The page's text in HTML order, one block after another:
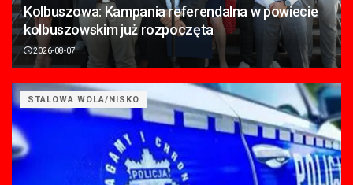
Kolbuszowa: Kampania referendalna w powiecie
kolbuszowskim już rozpoczęta
2026-08-07
STALOWA WOLA/NISKO